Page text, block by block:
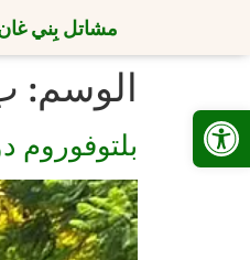
Open toolbar
مشاتل بِني
الوسم:
بلتوفوروم